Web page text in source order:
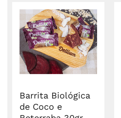
Barrita Biológica
de Coco e